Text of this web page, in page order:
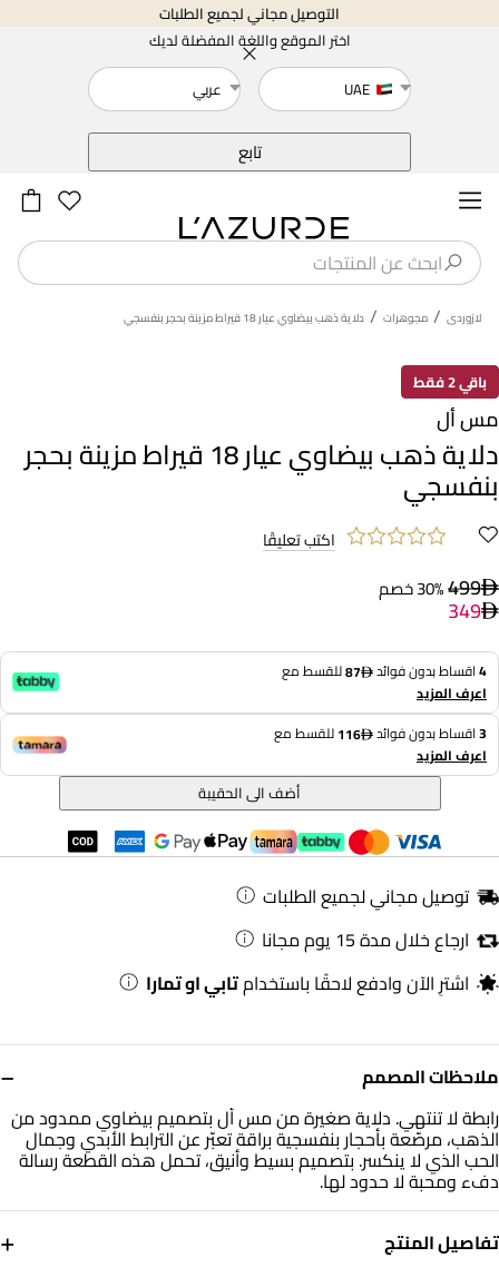
التوصيل مجاني لجميع الطلبات
اختر الموقع واللغة المفضلة لديك
UAE
عربي
تابع
لازوردى / مجوهرات / دلاية ذهب بيضاوي عيار 18 قيراط مزينة بحجر بنفسجي
باقي 2 فقط
ملاحظات المصمم −
رابطة لا تنتهي. دلاية صغيرة من مس أل بتصميم بيضاوي ممدود من
الذهب، مرصّعة بأحجار بنفسجية براقة تعبّر عن الترابط الأبدي وجمال
الحب الذي لا ينكسر. بتصميم بسيط وأنيق، تحمل هذه القطعة رسالة
دفء ومحبة لا حدود لها.
تفاصيل المنتج
+
مس أل
دلاية ذهب بيضاوي عيار 18 قيراط مزينة بحجر
بنفسجي
اكتب تعليقًا
49930% خصم
349
4اقساط بدون فوائد 87للقسط مع
اعرف المزيد
3اقساط بدون فوائد 116للقسط مع
اعرف المزيد
أضف الى الحقيبة
توصيل مجاني لجميع الطلبات
ارجاع خلال مدة 15 يوم مجانا
اشترِ الآن وادفع لاحقًا باستخدامتابي او تمارا